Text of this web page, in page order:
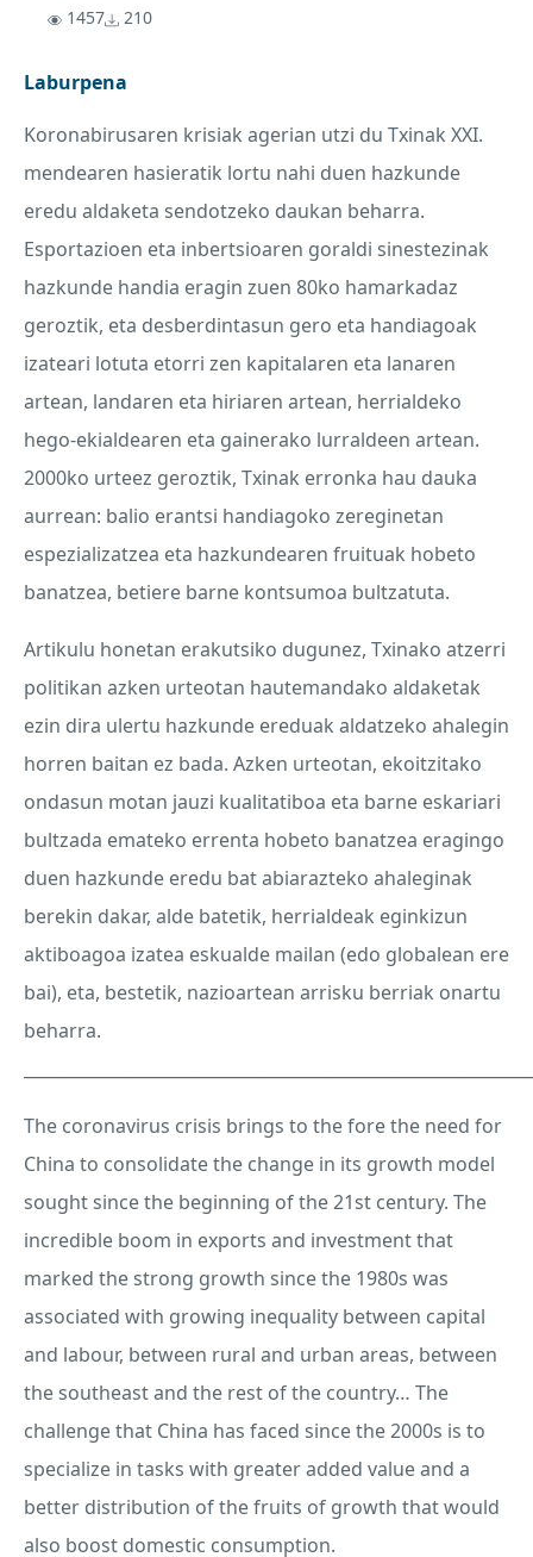
1457 210
Laburpena
Koronabirusaren krisiak agerian utzi du Txinak XXI.
mendearen hasieratik lortu nahi duen hazkunde
eredu aldaketa sendotzeko daukan beharra.
Esportazioen eta inbertsioaren goraldi sinestezinak
hazkunde handia eragin zuen 80ko hamarkadaz
geroztik, eta desberdintasun gero eta handiagoak
izateari lotuta etorri zen kapitalaren eta lanaren
artean, landaren eta hiriaren artean, herrialdeko
hego-ekialdearen eta gainerako lurraldeen artean.
2000ko urteez geroztik, Txinak erronka hau dauka
aurrean: balio erantsi handiagoko zereginetan
espezializatzea eta hazkundearen fruituak hobeto
banatzea, betiere barne kontsumoa bultzatuta.
Artikulu honetan erakutsiko dugunez, Txinako atzerri
politikan azken urteotan hautemandako aldaketak
ezin dira ulertu hazkunde ereduak aldatzeko ahalegin
horren baitan ez bada. Azken urteotan, ekoitzitako
ondasun motan jauzi kualitatiboa eta barne eskariari
bultzada emateko errenta hobeto banatzea eragingo
duen hazkunde eredu bat abiarazteko ahaleginak
berekin dakar, alde batetik, herrialdeak eginkizun
aktiboagoa izatea eskualde mailan (edo globalean ere
bai), eta, bestetik, nazioartean arrisku berriak onartu
beharra.
The coronavirus crisis brings to the fore the need for
China to consolidate the change in its growth model
sought since the beginning of the 21st century. The
incredible boom in exports and investment that
marked the strong growth since the 1980s was
associated with growing inequality between capital
and labour, between rural and urban areas, between
the southeast and the rest of the country… The
challenge that China has faced since the 2000s is to
specialize in tasks with greater added value and a
better distribution of the fruits of growth that would
also boost domestic consumption.